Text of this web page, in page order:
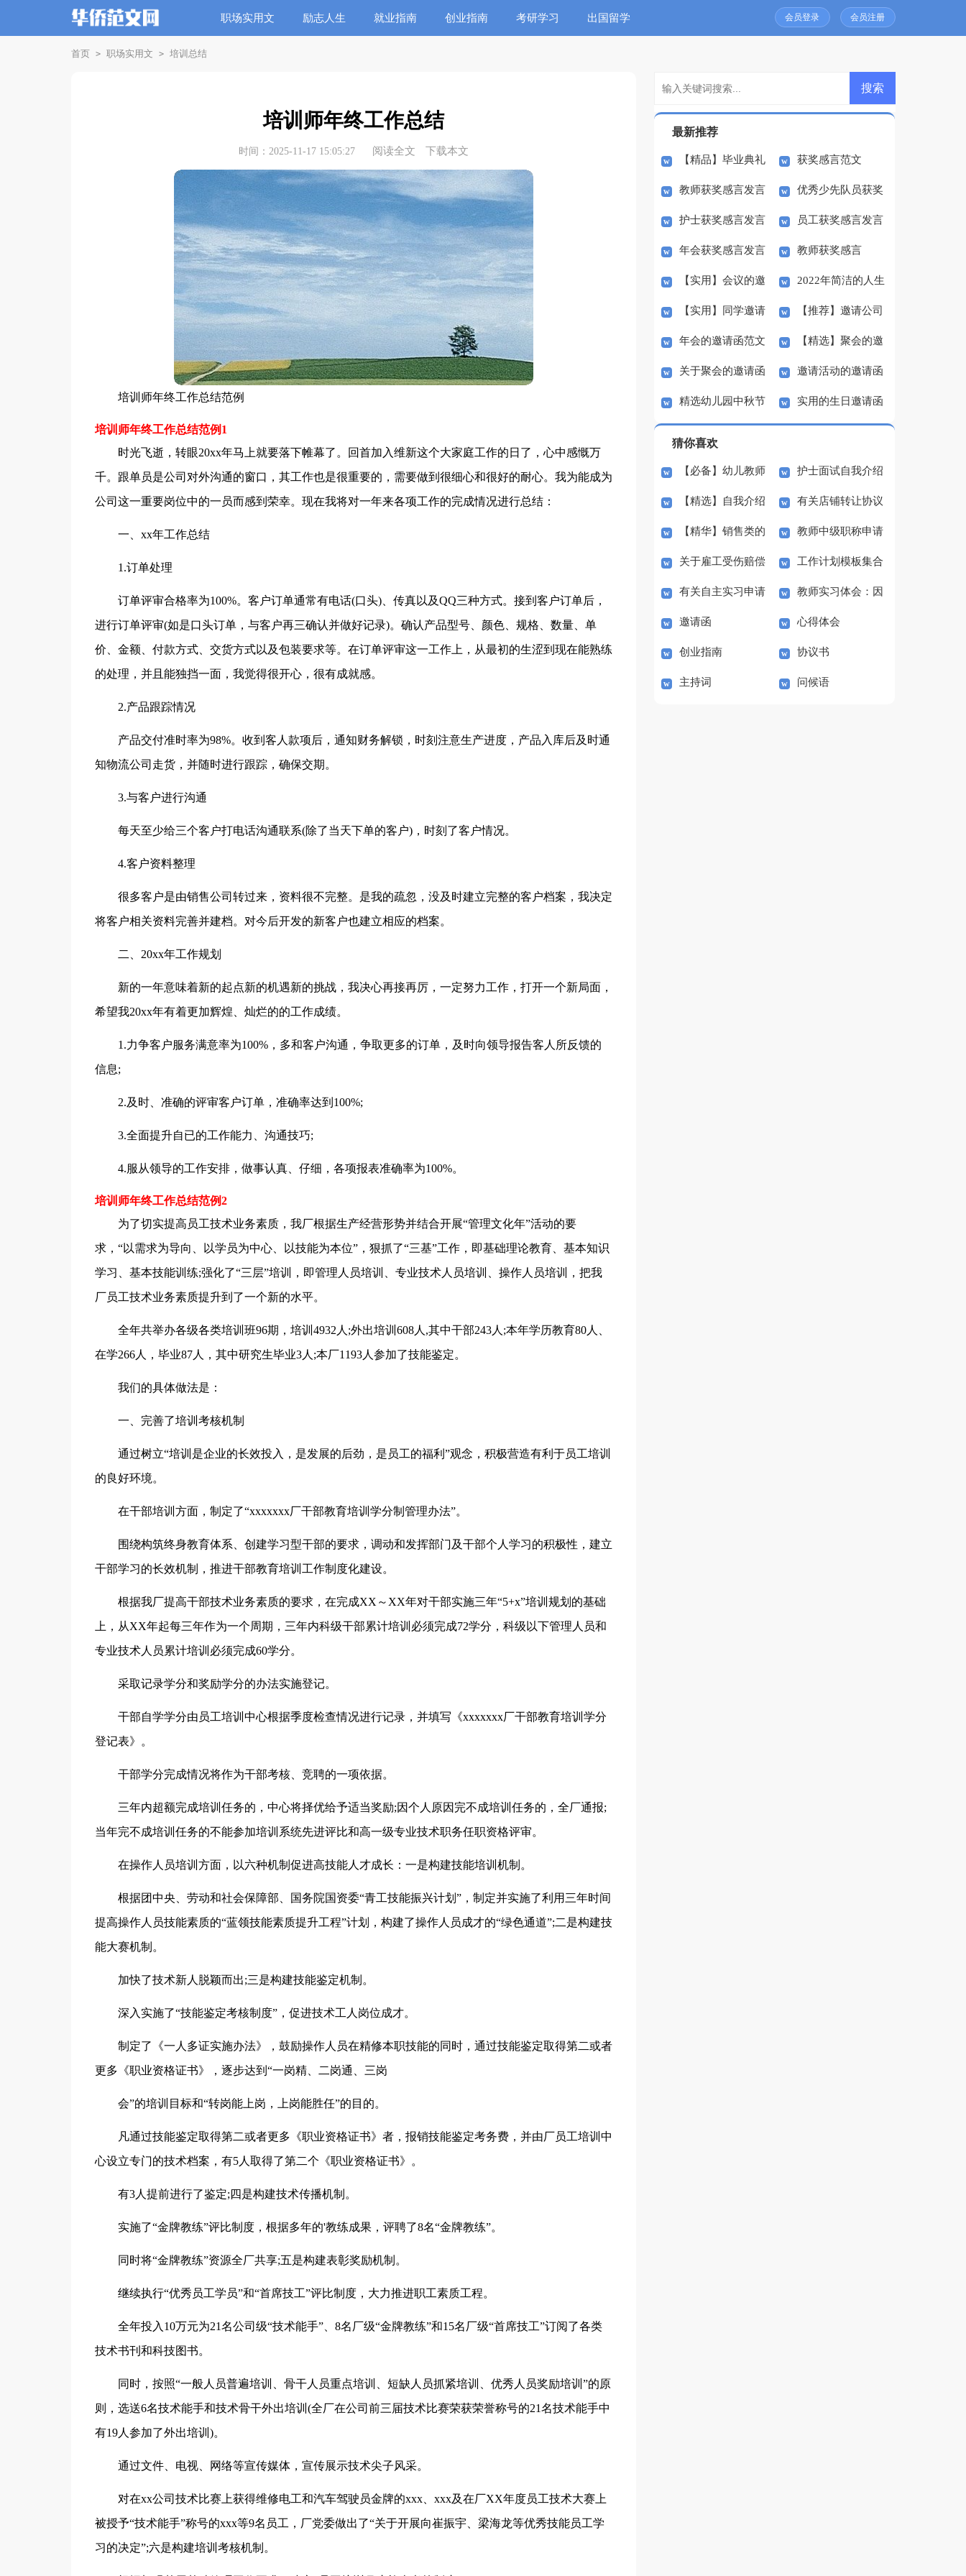
职场实用文 励志人生 就业指南 创业指南 考研学习 出国留学 会员登录 会员注册
首页 > 职场实用文 > 培训总结
培训师年终工作总结
时间：2025-11-17 15:05:27 阅读全文 下载本文
培训师年终工作总结范例
培训师年终工作总结范例1
时光飞逝，转眼20xx年马上就要落下帷幕了。回首加入维新这个大家庭工作的日了，心中感慨万
千。跟单员是公司对外沟通的窗口，其工作也是很重要的，需要做到很细心和很好的耐心。我为能成为
公司这一重要岗位中的一员而感到荣幸。现在我将对一年来各项工作的完成情况进行总结：
一、xx年工作总结
1.订单处理
订单评审合格率为100%。客户订单通常有电话(口头)、传真以及QQ三种方式。接到客户订单后，
进行订单评审(如是口头订单，与客户再三确认并做好记录)。确认产品型号、颜色、规格、数量、单
价、金额、付款方式、交货方式以及包装要求等。在订单评审这一工作上，从最初的生涩到现在能熟练
的处理，并且能独挡一面，我觉得很开心，很有成就感。
2.产品跟踪情况
产品交付准时率为98%。收到客人款项后，通知财务解锁，时刻注意生产进度，产品入库后及时通
知物流公司走货，并随时进行跟踪，确保交期。
3.与客户进行沟通
每天至少给三个客户打电话沟通联系(除了当天下单的客户)，时刻了客户情况。
4.客户资料整理
很多客户是由销售公司转过来，资料很不完整。是我的疏忽，没及时建立完整的客户档案，我决定
将客户相关资料完善并建档。对今后开发的新客户也建立相应的档案。
二、20xx年工作规划
新的一年意味着新的起点新的机遇新的挑战，我决心再接再厉，一定努力工作，打开一个新局面，
希望我20xx年有着更加辉煌、灿烂的的工作成绩。
1.力争客户服务满意率为100%，多和客户沟通，争取更多的订单，及时向领导报告客人所反馈的
信息;
2.及时、准确的评审客户订单，准确率达到100%;
3.全面提升自已的工作能力、沟通技巧;
4.服从领导的工作安排，做事认真、仔细，各项报表准确率为100%。
培训师年终工作总结范例2
为了切实提高员工技术业务素质，我厂根据生产经营形势并结合开展“管理文化年”活动的要
求，“以需求为导向、以学员为中心、以技能为本位”，狠抓了“三基”工作，即基础理论教育、基本知识
学习、基本技能训练;强化了“三层”培训，即管理人员培训、专业技术人员培训、操作人员培训，把我
厂员工技术业务素质提升到了一个新的水平。
全年共举办各级各类培训班96期，培训4932人;外出培训608人,其中干部243人;本年学历教育80人、
在学266人，毕业87人，其中研究生毕业3人;本厂1193人参加了技能鉴定。
我们的具体做法是：
一、完善了培训考核机制
通过树立“培训是企业的长效投入，是发展的后劲，是员工的福利”观念，积极营造有利于员工培训
的良好环境。
在干部培训方面，制定了“xxxxxxx厂干部教育培训学分制管理办法”。
围绕构筑终身教育体系、创建学习型干部的要求，调动和发挥部门及干部个人学习的积极性，建立
干部学习的长效机制，推进干部教育培训工作制度化建设。
根据我厂提高干部技术业务素质的要求，在完成XX～XX年对干部实施三年“5+x”培训规划的基础
上，从XX年起每三年作为一个周期，三年内科级干部累计培训必须完成72学分，科级以下管理人员和
专业技术人员累计培训必须完成60学分。
采取记录学分和奖励学分的办法实施登记。
干部自学学分由员工培训中心根据季度检查情况进行记录，并填写《xxxxxxx厂干部教育培训学分
登记表》。
干部学分完成情况将作为干部考核、竞聘的一项依据。
三年内超额完成培训任务的，中心将择优给予适当奖励;因个人原因完不成培训任务的，全厂通报;
当年完不成培训任务的不能参加培训系统先进评比和高一级专业技术职务任职资格评审。
在操作人员培训方面，以六种机制促进高技能人才成长：一是构建技能培训机制。
根据团中央、劳动和社会保障部、国务院国资委“青工技能振兴计划”，制定并实施了利用三年时间
提高操作人员技能素质的“蓝领技能素质提升工程”计划，构建了操作人员成才的“绿色通道”;二是构建技
能大赛机制。
加快了技术新人脱颖而出;三是构建技能鉴定机制。
深入实施了“技能鉴定考核制度”，促进技术工人岗位成才。
制定了《一人多证实施办法》，鼓励操作人员在精修本职技能的同时，通过技能鉴定取得第二或者
更多《职业资格证书》，逐步达到“一岗精、二岗通、三岗
会”的培训目标和“转岗能上岗，上岗能胜任”的目的。
凡通过技能鉴定取得第二或者更多《职业资格证书》者，报销技能鉴定考务费，并由厂员工培训中
心设立专门的技术档案，有5人取得了第二个《职业资格证书》。
有3人提前进行了鉴定;四是构建技术传播机制。
实施了“金牌教练”评比制度，根据多年的'教练成果，评聘了8名“金牌教练”。
同时将“金牌教练”资源全厂共享;五是构建表彰奖励机制。
继续执行“优秀员工学员”和“首席技工”评比制度，大力推进职工素质工程。
全年投入10万元为21名公司级“技术能手”、8名厂级“金牌教练”和15名厂级“首席技工”订阅了各类
技术书刊和科技图书。
同时，按照“一般人员普遍培训、骨干人员重点培训、短缺人员抓紧培训、优秀人员奖励培训”的原
则，选送6名技术能手和技术骨干外出培训(全厂在公司前三届技术比赛荣获荣誉称号的21名技术能手中
有19人参加了外出培训)。
通过文件、电视、网络等宣传媒体，宣传展示技术尖子风采。
对在xx公司技术比赛上获得维修电工和汽车驾驶员金牌的xxx、xxx及在厂XX年度员工技术大赛上
被授予“技术能手”称号的xxx等9名员工，厂党委做出了“关于开展向崔振宇、梁海龙等优秀技能员工学
习的决定”;六是构建培训考核机制。
最新推荐
【精品】毕业典礼
邀请函模板集锦六篇
获奖感言范文
教师获奖感言发言
稿
优秀少先队员获奖
感言
护士获奖感言发言
稿
员工获奖感言发言
稿
年会获奖感言发言
稿
教师获奖感言
【实用】会议的邀
请函范文汇总10篇
2022年简洁的人生
励志语录29条
【实用】同学邀请
函范文汇总6篇
【推荐】邀请公司
邀请函范文汇总九篇
年会的邀请函范文
汇总六篇
【精选】聚会的邀
请函范文汇总5篇
关于聚会的邀请函
范文汇总5篇
邀请活动的邀请函
范文汇总6篇
精选幼儿园中秋节 实用的生日邀请函
猜你喜欢
【必备】幼儿教师
培训总结集合5篇
护士面试自我介绍
(汇编15篇)
【精选】自我介绍
的作文300字集锦八篇
有关店铺转让协议
书3篇
【精华】销售类的
实习报告锦集六篇
教师中级职称申请
书
关于雇工受伤赔偿
协议书范本（精选3
篇）
工作计划模板集合
七篇
有关自主实习申请
书3篇
教师实习体会：因
材施教
邀请函 心得体会
创业指南 协议书
主持词 问候语